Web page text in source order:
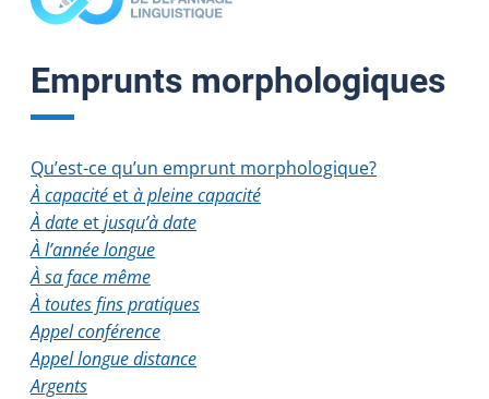
Emprunts morphologiques
Qu’est-ce qu’un emprunt morphologique?
À capacité età pleine capacité
À date etjusqu’à date
À l’année longue
À sa face même
À toutes fins pratiques
Appel conférence
Appel longue distance
Argents